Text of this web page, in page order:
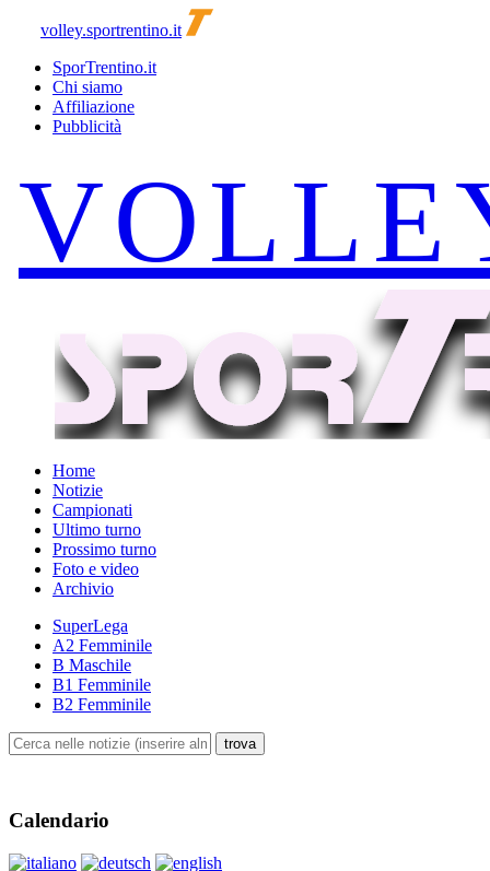
volley.sportrentino.it
SporTrentino.it
Chi siamo
Affiliazione
Pubblicità
Home
Notizie
Campionati
Ultimo turno
Prossimo turno
Foto e video
Archivio
SuperLega
A2 Femminile
B Maschile
B1 Femminile
B2 Femminile
Calendario